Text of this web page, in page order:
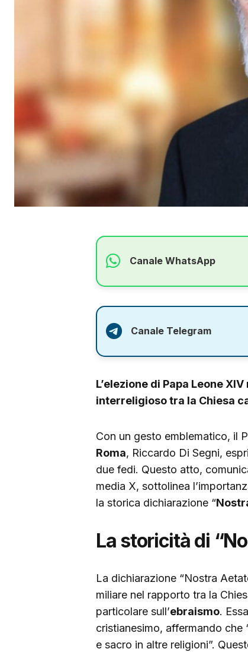
Canale WhatsApp
Canale Telegram
L’elezione di Papa Leone
interreligioso tra la Chiesa
Con un gesto emblematico, il
Roma, Riccardo Di Segni,
due fedi. Questo atto,
media X, sottolinea
la storica dichiarazione “
La storicità di
La dichiarazione “Nostra
miliare nel rapporto tra la
particolare sull’ebraismo.
cristianesimo, affermando
e sacro in altre religioni”.